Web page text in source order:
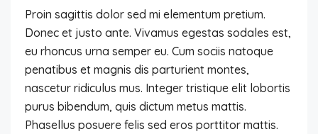
Proin sagittis dolor sed mi elementum pretium.
Donec et justo ante. Vivamus egestas sodales est,
eu rhoncus urna semper eu. Cum sociis natoque
penatibus et magnis dis parturient montes,
nascetur ridiculus mus. Integer tristique elit lobortis
purus bibendum, quis dictum metus mattis.
Phasellus posuere felis sed eros porttitor mattis.